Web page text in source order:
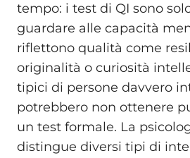
tempo: i test di QI sono
guardare alle capacità
riflettono qualità come
originalità o curiosità
tipici di persone davvero
potrebbero non ottenere
un test formale. La
distingue diversi tipi di